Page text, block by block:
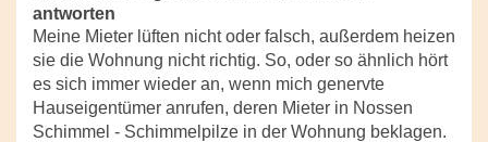
antworten
Meine Mieter lüften nicht oder falsch, außerdem heizen
sie die Wohnung nicht richtig. So, oder so ähnlich hört
es sich immer wieder an, wenn mich genervte
Hauseigentümer anrufen, deren Mieter in Nossen
Schimmel - Schimmelpilze in der Wohnung beklagen.